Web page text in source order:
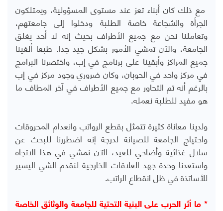
مع ذلك كان أبناء تعز عند مستوى المسؤولية، ويمتلكون
الجرأة والشجاعة خاصة الطلبة ودخلوا إلى جامعتهم،
وتعاملنا نحن مع جميع الأطراف بحيث إنه لا أحد يغلق
الجامعة، والآن تمشي الأمور بشكل جيد جدا. طبعا ألغينا
جميع المراكز وأبقينا على برنامج في إب، واختصرنا البرامج
في مركز واحد في الحوبان، وكان ضروري وجود مركز في إب
بالرغم أنه تم التحاور مع جميع الأطراف في آخر المطاف ما
هو مفيد للطلبة نعمله.
ولدينا معاناة كثيرة تتمثل بقطع الرواتب وانعدام المحروقات
واحتياج الجامعة للصيانة لدرجة إنه اضطررنا للبحث عن
سلال غذائية وأضاحي للعيد، الآن نمشي في هذا الاتجاه
واستعدنا وحدة جهد العلاقات الخارجية لنقدم الشي اليسير
للأساتذة في ظل انقطاع الراتب.
* ما أثر الحرب على البنية التحتية للجامعة والوثائق الخاصة